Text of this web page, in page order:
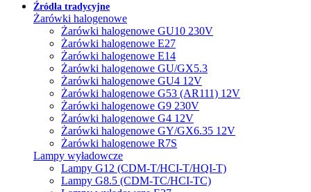
Źródła tradycyjne
Żarówki halogenowe
Żarówki halogenowe GU10 230V
Żarówki halogenowe E27
Żarówki halogenowe E14
Żarówki halogenowe GU/GX5.3
Żarówki halogenowe GU4 12V
Żarówki halogenowe G53 (AR111) 12V
Żarówki halogenowe G9 230V
Żarówki halogenowe G4 12V
Żarówki halogenowe GY/GX6.35 12V
Żarówki halogenowe R7S
Lampy wyładowcze
Lampy G12 (CDM-T/HCI-T/HQI-T)
Lampy G8.5 (CDM-TC/HCI-TC)